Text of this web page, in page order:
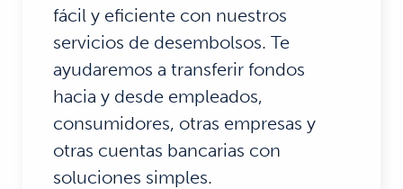
fácil y eficiente con nuestros
servicios de desembolsos. Te
ayudaremos a transferir fondos
hacia y desde empleados,
consumidores, otras empresas y
otras cuentas bancarias con
soluciones simples.